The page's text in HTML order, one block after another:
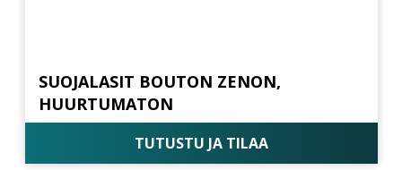
SUOJALASIT BOUTON ZENON,
HUURTUMATON
TUTUSTU JA TILAA